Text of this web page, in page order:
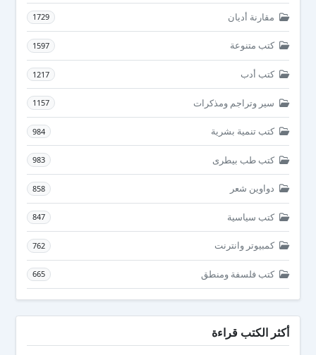
مقارنة أديان 1729
كتب متنوعة 1597
كتب أدب 1217
سير وتراجم ومذكرات 1157
كتب تنمية بشرية 984
كتب طب بيطرى 983
دواوين شعر 858
كتب سياسية 847
كمبيوتر وانترنت 762
كتب فلسفة ومنطق 665
أكثر الكتب قراءة